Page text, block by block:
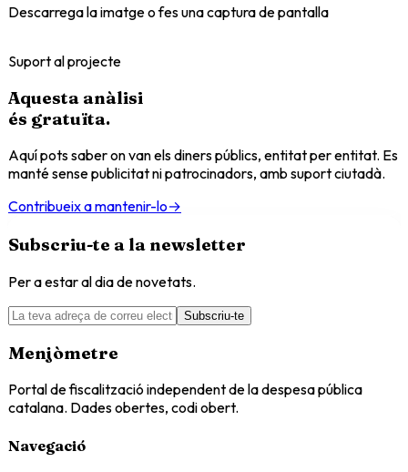
Descarrega la imatge o fes una captura de pantalla
Suport al projecte
Aquesta anàlisi
és gratuïta.
Aquí pots saber on van els diners públics, entitat per entitat. Es
manté sense publicitat ni patrocinadors, amb suport ciutadà.
Contribueix a mantenir-lo→
Subscriu-te a la newsletter
Per a estar al dia de novetats.
Subscriu-te
Menjòmetre
Portal de fiscalització independent de la despesa pública
catalana. Dades obertes, codi obert.
Navegació